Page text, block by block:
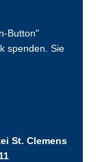
Button"
spenden. Sie
St. Clemens